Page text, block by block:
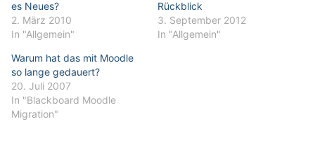
es Neues?
2. März 2010
In "Allgemein"
Rückblick
3. September 2012
In "Allgemein"
Warum hat das mit Moodle
so lange gedauert?
20. Juli 2007
In "Blackboard Moodle
Migration"